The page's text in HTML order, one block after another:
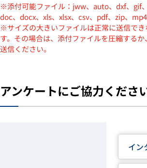
※添付可能ファイル：jww、auto、dxf、gif
doc、docx、xls、xlsx、csv、pdf、zip、
※サイズの大きいファイルは正常に送信でき
す。その場合は、添付ファイルを圧縮する
送信ください。
アンケートにご協力くださ
イン